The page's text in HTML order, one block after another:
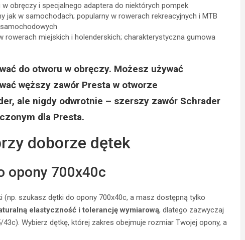
obręczy i specjalnego adaptera do niektórych pompek
jak w samochodach; popularny w rowerach rekreacyjnych i MTB
rowerach miejskich i holenderskich; charakterystyczna gumowa
do otworu w obręczy. Możesz używać
węższy zawór Presta w otworze
ale nigdy odwrotnie – szerszy zawór Schrader
dla Presta.
doborze dętek
opony 700x40c
szukasz dętki do opony 700x40c, a masz dostępną tylko
elastyczność i tolerancję wymiarową, dlatego zazwyczaj
Wybierz dętkę, której zakres obejmuje rozmiar Twojej opony, a